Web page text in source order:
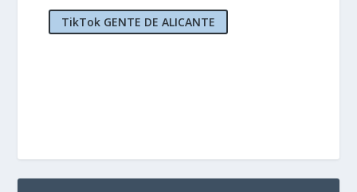
TikTok GENTE DE ALICANTE